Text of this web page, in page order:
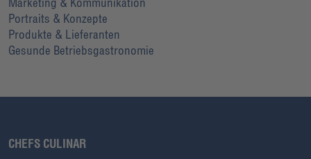
Portraits & Konzepte
Produkte & Lieferanten
Gesunde Betriebsgastronomie
CHEFS CULINAR